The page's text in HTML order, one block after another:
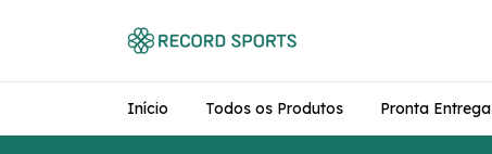
Início Todos os Produtos Pronta Entrega